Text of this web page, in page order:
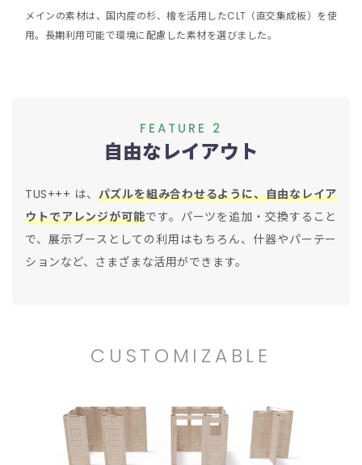
メインの素材は、国内産の杉、檜を活用したCLT（直交集成板）を使
用。長期利用可能で環境に配慮した素材を選びました。
FEATURE 2
自由なレイアウト
TUS+++ は、 パズルを組み合わせるように、自由なレイア
ウトでアレンジが可能です。パーツを追加・交換すること
で、展示ブースとしての利用はもちろん、什器やパーテー
ションなど、さまざまな活用ができます。
CUSTOMIZABLE